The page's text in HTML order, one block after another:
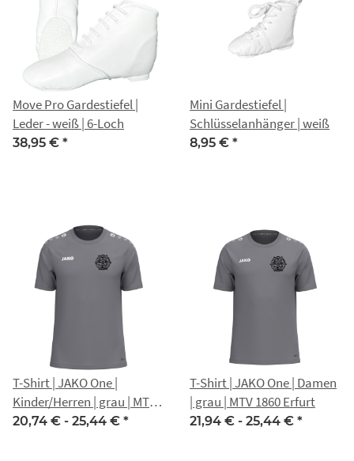
Move Pro Gardestiefel |
Leder - weiß | 6-Loch
38,95 € *
Mini Gardestiefel |
Schlüsselanhänger | weiß
8,95 € *
T-Shirt | JAKO One |
Kinder/Herren | grau | MTV
1860 Erfurt
20,74 € - 25,44 € *
T-Shirt | JAKO One | Damen
| grau | MTV 1860 Erfurt
21,94 € - 25,44 € *